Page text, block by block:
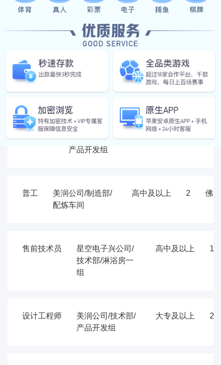
美润公司/制造部/
高中及以上
区域经理 西南业务部 大专及以上 1
项目专员
美润公司/技术部/
产品开发组
大专及以上 1
普工
美润公司/制造部/
配炼车间
高中及以上 2 佛
售前技术员
星空电子兴公司/
技术部/淋浴房一
组
高中及以上 1
设计工程师
美润公司/技术部/
产品开发组
大专及以上 2